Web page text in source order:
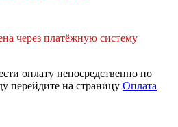
через платёжную систему
оплату непосредственно по
перейдите на страницу Оплата